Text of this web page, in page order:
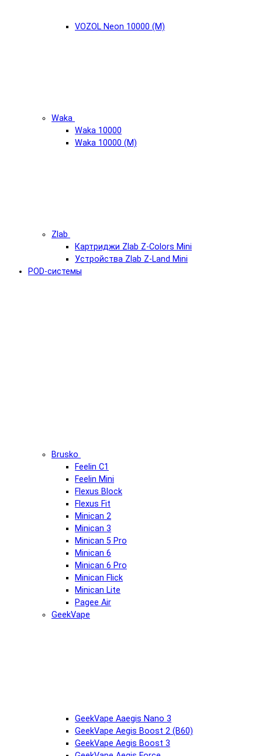
VOZOL Neon 10000 (М)
Waka
Waka 10000
Waka 10000 (М)
Zlab
Картриджи Zlab Z-Colors Mini
Устройства Zlab Z-Land Mini
POD-системы
Brusko
Feelin C1
Feelin Mini
Flexus Block
Flexus Fit
Minican 2
Minican 3
Minican 5 Pro
Minican 6
Minican 6 Pro
Minican Flick
Minican Lite
Pagee Air
GeekVape
GeekVape Aaegis Nano 3
GeekVape Aegis Boost 2 (B60)
GeekVape Aegis Boost 3